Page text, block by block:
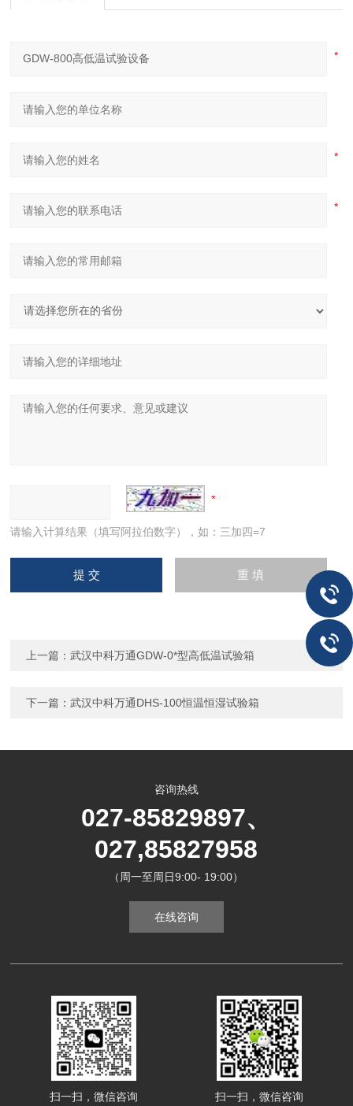
请输入计算结果（填写阿拉伯数字），如：三加四=7
上一篇：武汉中科万通GDW-0*型高低温试验箱
下一篇：武汉中科万通DHS-100恒温恒湿试验箱
咨询热线
027-85829897、
027,85827958
（周一至周日9:00- 19:00）
在线咨询
扫一扫，微信咨询 扫一扫，微信咨询